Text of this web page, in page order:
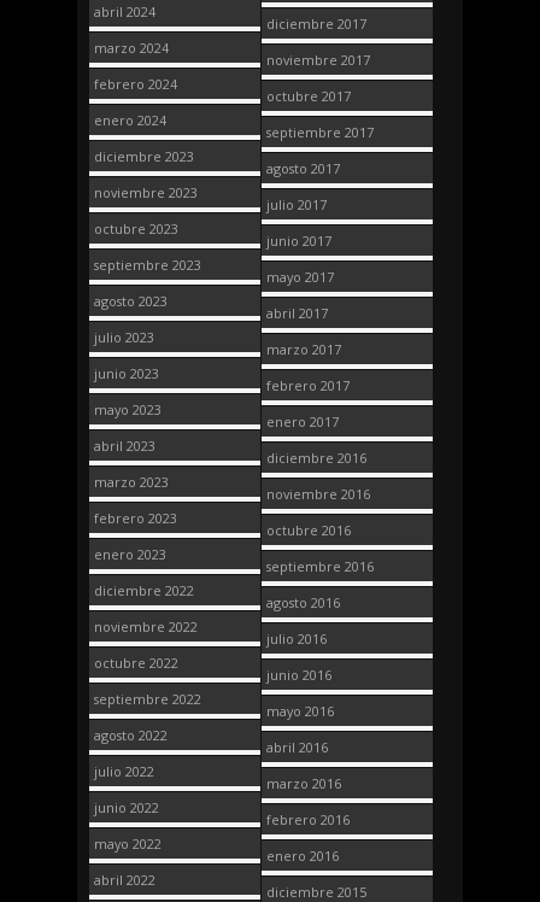
abril 2024
marzo 2024
febrero 2024
enero 2024
diciembre 2023
noviembre 2023
octubre 2023
septiembre 2023
agosto 2023
julio 2023
junio 2023
mayo 2023
abril 2023
marzo 2023
febrero 2023
enero 2023
diciembre 2022
noviembre 2022
octubre 2022
septiembre 2022
agosto 2022
julio 2022
junio 2022
mayo 2022
abril 2022
diciembre 2017
noviembre 2017
octubre 2017
septiembre 2017
agosto 2017
julio 2017
junio 2017
mayo 2017
abril 2017
marzo 2017
febrero 2017
enero 2017
diciembre 2016
noviembre 2016
octubre 2016
septiembre 2016
agosto 2016
julio 2016
junio 2016
mayo 2016
abril 2016
marzo 2016
febrero 2016
enero 2016
diciembre 2015